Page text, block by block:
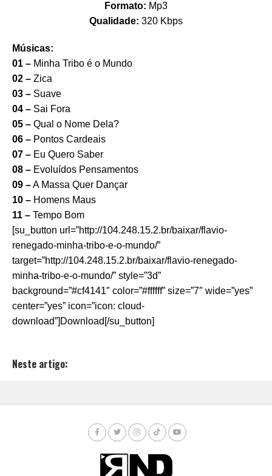
Formato: Mp3
Qualidade: 320 Kbps
Músicas:
01 – Minha Tribo é o Mundo
02 – Zica
03 – Suave
04 – Sai Fora
05 – Qual o Nome Dela?
06 – Pontos Cardeais
07 – Eu Quero Saber
08 – Evoluídos Pensamentos
09 –A Massa Quer Dançar
10 – Homens Maus
11 – Tempo Bom
[su_button url=”http://104.248.15.2.br/baixar/flavio-
renegado-minha-tribo-e-o-mundo/”
target=”http://104.248.15.2.br/baixar/flavio-renegado-
minha-tribo-e-o-mundo/” style=”3d”
background=”#cf4141″ color=”#ffffff” size=”7″ wide=”yes”
center=”yes” icon=”icon: cloud-
download”]Download[/su_button]
Neste artigo: